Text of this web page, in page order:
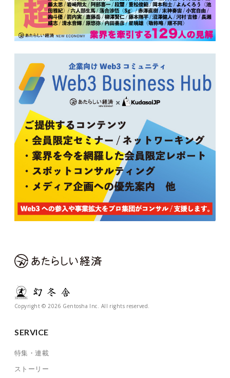
Copyright © 2026 Gentosha Inc. All rights reserved.
SERVICE
特集・連載
ストーリー